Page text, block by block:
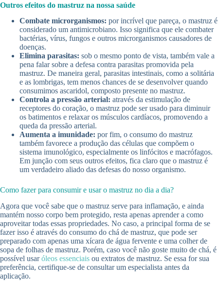
Outros efeitos do mastruz na nossa saúde
Combate microrganismos: por incrível que pareça, o mastruz é
considerado um antimicrobiano. Isso significa que ele combater
bactérias, vírus, fungos e outros microrganismos causadores de
doenças.
Elimina parasitas: sob o mesmo ponto de vista, também vale a
pena falar sobre a defesa contra parasitas promovida pela
mastruz. De maneira geral, parasitas intestinais, como a solitária
e as lombrigas, tem menos chances de se desenvolver quando
consumimos ascaridol, composto presente no mastruz.
Controla a pressão arterial: através da estimulação de
receptores do coração, o mastruz pode ser usado para diminuir
os batimentos e relaxar os músculos cardíacos, promovendo a
queda da pressão arterial.
Aumenta a imunidade: por fim, o consumo do mastruz
também favorece a produção das células que compõem o
sistema imunológico, especialmente os linfócitos e macrófagos.
Em junção com seus outros efeitos, fica claro que o mastruz é
um verdadeiro aliado das defesas do nosso organismo.
Como fazer para consumir e usar o mastruz no dia a dia?
Agora que você sabe que o mastruz serve para inflamação, e ainda
mantém nosso corpo bem protegido, resta apenas aprender a como
aproveitar todas essas propriedades. No caso, a principal forma de se
fazer isso é através do consumo do chá de mastruz, que pode ser
preparado com apenas uma xícara de água fervente e uma colher de
sopa de folhas de mastruz. Porém, caso você não goste muito de chá, é
possível usaróleos essenciais ou extratos de mastruz. Se essa for sua
preferência, certifique-se de consultar um especialista antes da
aplicação.